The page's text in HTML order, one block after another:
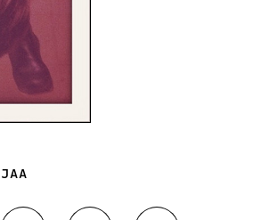
JAA